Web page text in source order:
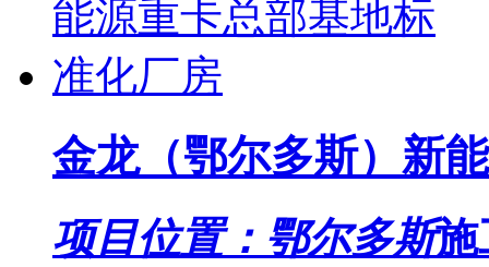
金龙（鄂尔多斯）新
项目位置：鄂尔多斯施